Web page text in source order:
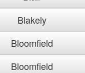
Blakely
Bloomfield
Bloomfield